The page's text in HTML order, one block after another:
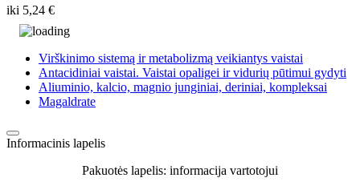
iki 5,24 €
Virškinimo sistemą ir metabolizmą veikiantys vaistai
Antacidiniai vaistai. Vaistai opaligei ir vidurių pūtimui gydyti
Aliuminio, kalcio, magnio junginiai, deriniai, kompleksai
Magaldrate
Informacinis lapelis
Pakuotės lapelis: informacija vartotojui